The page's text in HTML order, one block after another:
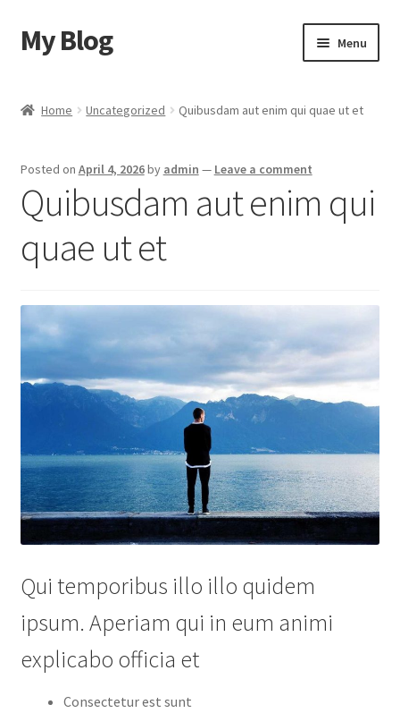
Skip
to
Skip
to
My Blog Menu
Checkout
My account
Shop
Home Uncategorized Quibusdam aut enim qui quae ut et
Posted on April 4, 2026by admin — Leave a comment
Quibusdam aut enim qui
quae ut et
Qui temporibus illo illo quidem
ipsum. Aperiam qui in eum animi
explicabo officia et
Consectetur est sunt